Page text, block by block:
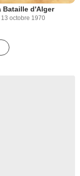
Bataille d'Alger
13 octobre 1970